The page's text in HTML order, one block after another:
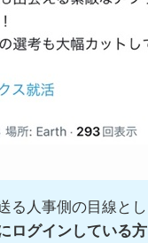
る人事側の目線とし
ログインしている方